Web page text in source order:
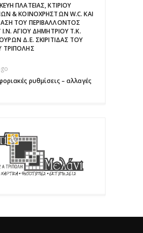
ΠΛΑΤΕΙΑΣ, ΚΤΙΡΙΟΥ
& ΚΟΙΝΟΧΡΗΣΤΩΝ W.C. ΚΑΙ
ΤΟΥ ΠΕΡΙΒΑΛΛΟΝΤΟΣ
ΑΓΙΟΥ ΔΗΜΗΤΡΙΟΥ Τ.Κ.
Δ.Ε. ΣΚΙΡΙΤΙΔΑΣ ΤΟΥ
ΤΡΙΠΟΛΗΣ
ρυθμίσεις – αλλαγές